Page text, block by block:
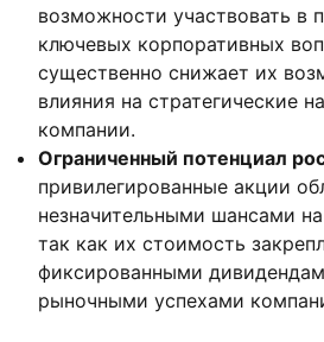
возможности участвовать в
ключевых корпоративных
существенно снижает их
влияния на стратегические
компании.
Ограниченный потенциал
привилегированные акции
незначительными шансами
так как их стоимость
фиксированными
рыночными успехами